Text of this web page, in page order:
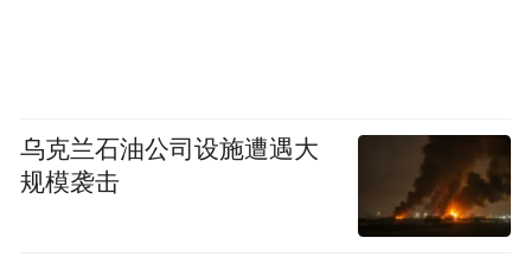
乌克兰石油公司设施遭遇大
规模袭击